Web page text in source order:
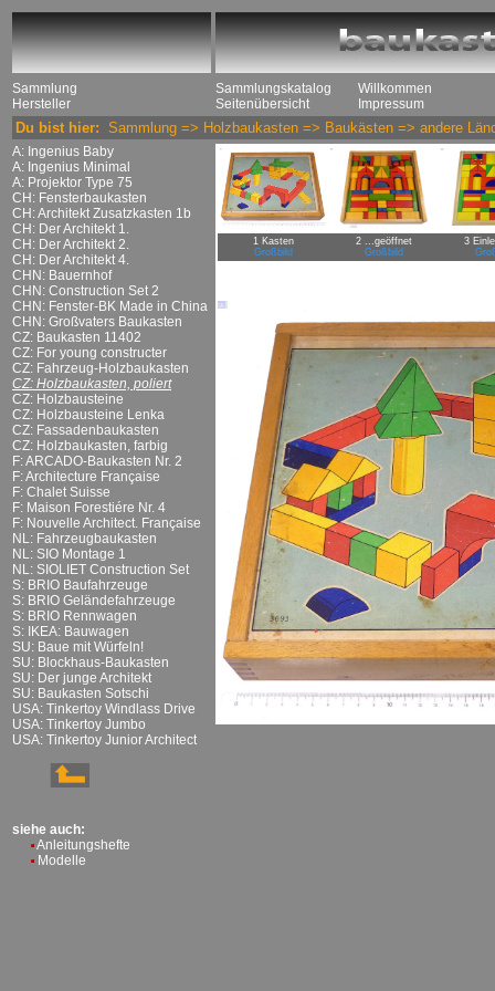
Sammlung
Hersteller
Sammlungskatalog
Seitenübersicht
Willkommen
Impressum
Du bist hier: Sammlung => Holzbaukasten => Baukästen => andere
A: Ingenius Baby
A: Ingenius Minimal
A: Projektor Type 75
CH: Fensterbaukasten
CH: Architekt Zusatzkasten 1b
CH: Der Architekt 1.
CH: Der Architekt 2.
CH: Der Architekt 4.
CHN: Bauernhof
CHN: Construction Set 2
CHN: Fenster-BK Made in China
CHN: Großvaters Baukasten
CZ: Baukasten 11402
CZ: For young constructer
CZ: Fahrzeug-Holzbaukasten
CZ: Holzbaukasten, poliert
CZ: Holzbausteine
CZ: Holzbausteine Lenka
CZ: Fassadenbaukasten
CZ: Holzbaukasten, farbig
F: ARCADO-Baukasten Nr. 2
F: Architecture Française
F: Chalet Suisse
F: Maison Forestiére Nr. 4
F: Nouvelle Architect. Française
NL: Fahrzeugbaukasten
NL: SIO Montage 1
NL: SIOLIET Construction Set
S: BRIO Baufahrzeuge
S: BRIO Geländefahrzeuge
S: BRIO Rennwagen
S: IKEA: Bauwagen
SU: Baue mit Würfeln!
SU: Blockhaus-Baukasten
SU: Der junge Architekt
SU: Baukasten Sotschi
USA: Tinkertoy Windlass Drive
USA: Tinkertoy Jumbo
USA: Tinkertoy Junior Architect
siehe auch:
Anleitungshefte
Modelle
1 Kasten
Großbild
2 ...geöffnet
Großbild
3